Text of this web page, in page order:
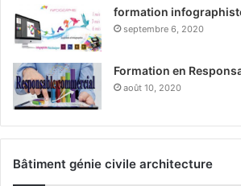
formation
septembre 6, 2020
Formation en
août 10, 2020
Bâtiment génie civile architecture